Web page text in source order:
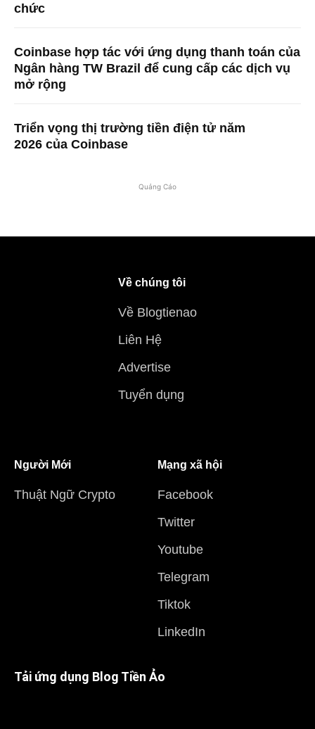
chức
Coinbase hợp tác với ứng dụng thanh toán của
Ngân hàng TW Brazil để cung cấp các dịch vụ
mở rộng
Triển vọng thị trường tiền điện tử năm
2026 của Coinbase
Quảng Cáo
Về chúng tôi
Về Blogtienao
Liên Hệ
Advertise
Tuyển dụng
Người Mới
Thuật Ngữ Crypto
Mạng xã hội
Facebook
Twitter
Youtube
Telegram
Tiktok
LinkedIn
Tải ứng dụng Blog Tiền Ảo